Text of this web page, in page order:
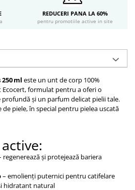
REDUCERI PANA LA 60%
pentru promotiile active in site
ml este un unt de corp 100%
formulat pentru a oferi o
și un parfum delicat pielii tale.
piele, în special pentru pielea uscată
regenerează și protejează bariera
– emolienți puternici pentru catifelare
hidratant natural